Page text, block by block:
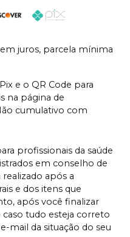
juros, parcela mínima
e o QR Code para
na página de
cumulativo com
profissionais da saúde
em conselho de
realizado após a
e dos itens que
após você finalizar
caso tudo esteja correto
mail da situação do seu